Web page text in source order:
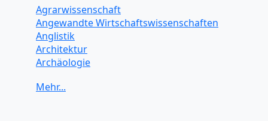
Java
JavaScript
Künstliche Intelligenz
Latein
Makroökonomie
Mechanik
Agrarwissenschaft
Angewandte Wirtschaftswissenschaften
Anglistik
Architektur
Archäologie
Biochemie Wissenschaften